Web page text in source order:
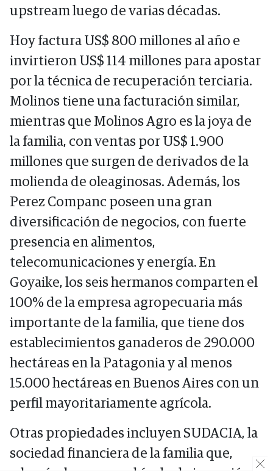
upstream luego de varias décadas.
Hoy factura US$ 800 millones al año e
invirtieron US$ 114 millones para apostar
por la técnica de recuperación terciaria.
Molinos tiene una facturación similar,
mientras que Molinos Agro es la joya de
la familia, con ventas por US$ 1.900
millones que surgen de derivados de la
molienda de oleaginosas. Además, los
Perez Companc poseen una gran
diversificación de negocios, con fuerte
presencia en alimentos,
telecomunicaciones y energía. En
Goyaike, los seis hermanos comparten el
100% de la empresa agropecuaria más
importante de la familia, que tiene dos
establecimientos ganaderos de 290.000
hectáreas en la Patagonia y al menos
15.000 hectáreas en Buenos Aires con un
perfil mayoritariamente agrícola.
Otras propiedades incluyen SUDACIA, la
sociedad financiera de la familia que,